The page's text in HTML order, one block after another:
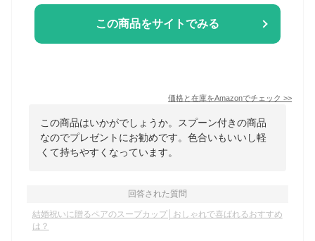
この商品をサイトでみる
価格と在庫をAmazonでチェック >>
この商品はいかがでしょうか。スプーン付きの商品
なのでプレゼントにお勧めです。色合いもいいし軽
くて持ちやすくなっています。
回答された質問
結婚祝いに贈るペアのスープカップ│おしゃれで喜ばれるおすすめ
は？